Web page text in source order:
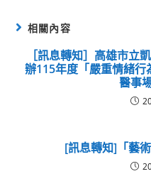
相關內容
［訊息轉知］高雄市立
辦115年度「嚴重情緒
醫事
[訊息轉知]「藝